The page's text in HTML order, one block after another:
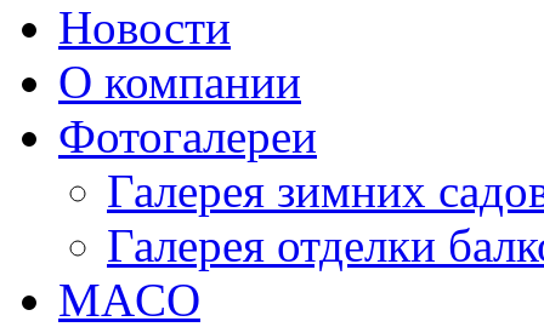
Новости
О компании
Фотогалереи
Галерея зимних
Галерея отделки
MACO